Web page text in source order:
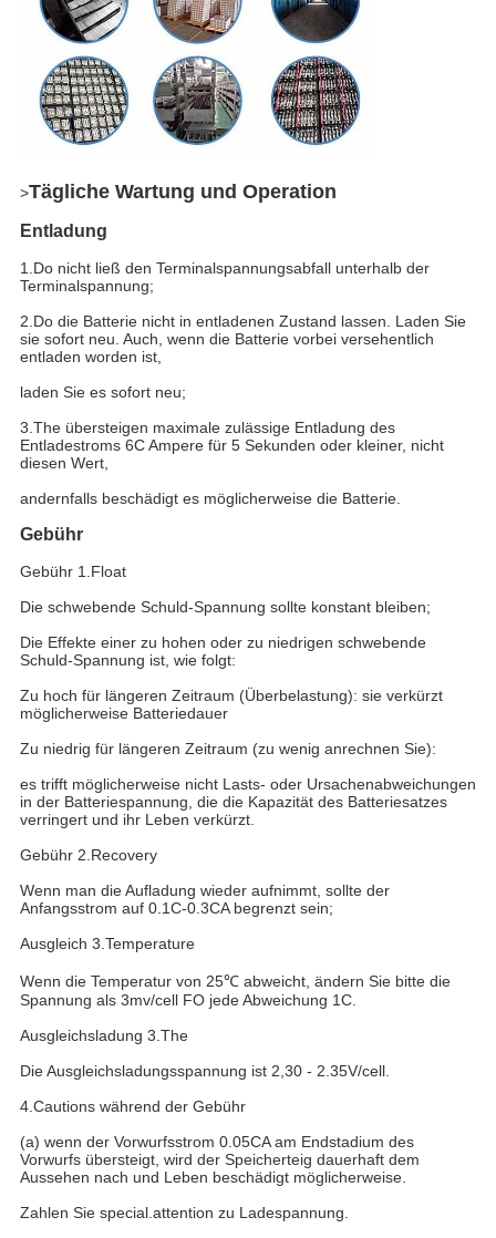
>Tägliche Wartung und Operation
Entladung
1.Do nicht ließ den Terminalspannungsabfall unterhalb der
Terminalspannung;
2.Do die Batterie nicht in entladenen Zustand lassen. Laden Sie
sie sofort neu. Auch, wenn die Batterie vorbei versehentlich
entladen worden ist,
laden Sie es sofort neu;
3.The übersteigen maximale zulässige Entladung des
Entladestroms 6C Ampere für 5 Sekunden oder kleiner, nicht
diesen Wert,
andernfalls beschädigt es möglicherweise die Batterie.
Gebühr
Gebühr 1.Float
Die schwebende Schuld-Spannung sollte konstant bleiben;
Die Effekte einer zu hohen oder zu niedrigen schwebende
Schuld-Spannung ist, wie folgt:
Zu hoch für längeren Zeitraum (Überbelastung): sie verkürzt
möglicherweise Batteriedauer
Zu niedrig für längeren Zeitraum (zu wenig anrechnen Sie):
es trifft möglicherweise nicht Lasts- oder Ursachenabweichungen
in der Batteriespannung, die die Kapazität des Batteriesatzes
verringert und ihr Leben verkürzt.
Gebühr 2.Recovery
Wenn man die Aufladung wieder aufnimmt, sollte der
Anfangsstrom auf 0.1C-0.3CA begrenzt sein;
Ausgleich 3.Temperature
Wenn die Temperatur von 25℃ abweicht, ändern Sie bitte die
Spannung als 3mv/cell FO jede Abweichung 1C.
Ausgleichsladung 3.The
Die Ausgleichsladungsspannung ist 2,30 - 2.35V/cell.
4.Cautions während der Gebühr
(a) wenn der Vorwurfsstrom 0.05CA am Endstadium des
Vorwurfs übersteigt, wird der Speicherteig dauerhaft dem
Aussehen nach und Leben beschädigt möglicherweise.
Zahlen Sie special.attention zu Ladespannung.